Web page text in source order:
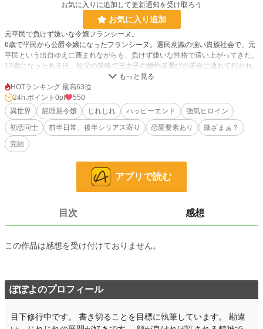
お気に入りに追加して更新通知を受け取ろう
お気に入り追加
元平民で負けず嫌いな令嬢フランシーヌ。
6歳で平民から公爵令嬢になったフランシーヌ。選民意識の強い貴族社会で、元
平民という出自ゆえに蔑まれながらも、負けず嫌いな性格で這い上がってきた。
12歳になったある日、祖父の策略で王太子の婚約者選びの茶会に連れて行かれ
る。「元平民の自分など選ばれるはずがない」と高をくくっていたフランシーヌ
だったが、会場で侮辱され、堪忍袋の緒が切れて、王太子に会うことなく帰路に
ついたフランシーヌ。しかし、この騒動が思わぬ展開を呼ぶことになる――。
※R15（念のため）
※昆虫描写あり（嫌がらせ演出）
※序盤は事件・日常描写中心
※恋愛要素は中盤以降に本格化します
※後半シリアス寄りに展開します
228,850 位 / 228,850 件
66,375 位 / 66,375 件
お気に入り 56
24h.ポイント 0 pt
更新日時 2026.01.17 12:10
HOTランキング 最高63位
24h.ポイント 0pt
550
異世界
屁理屈令嬢 じれじれ ハッピーエンド
強気ヒロイン
初恋同士
前半日常、後半シリアス寄り 恋愛要素あり
微ざまぁ？
完結
アプリで読む
目次 感想
この作品は感想を受け付けておりません。
ぽぽよのプロフィール
目下修行中です。 書き切ることを目標に執筆しています。 勘違